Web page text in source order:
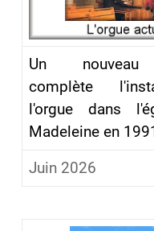
Un nouveau
complète
l'orgue dans
Madeleine en
Juin 2026